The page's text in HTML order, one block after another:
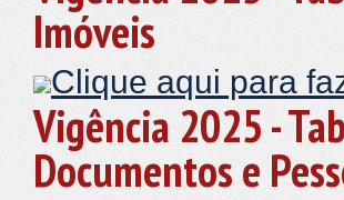
Imóveis
Clique aqui para
Vigência 2025 -
Documentos e